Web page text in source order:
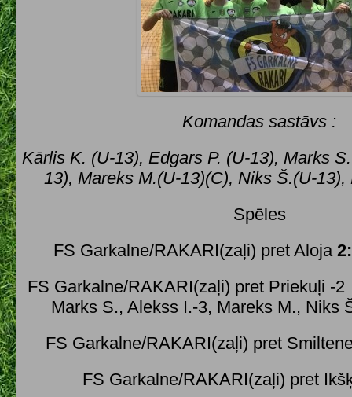
Komandas sastāvs :
Kārlis K. (U-13), Edgars P. (U-13), Marks
13), Mareks M.(U-13)(C), Niks Š.(U-
Spēles
FS Garkalne/RAKARI(zaļi) pret Aloja
FS Garkalne/RAKARI(zaļi) pret Priekuļi -
Marks S., Alekss I.-3, Mareks M., Niks
FS Garkalne/RAKARI(zaļi) pret
FS Garkalne/RAKARI(zaļi) pret